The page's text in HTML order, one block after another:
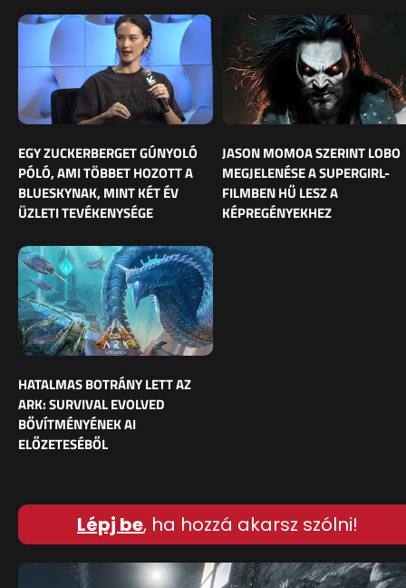
EGY ZUCKERBERGET GÚNYOLÓ
PÓLÓ, AMI TÖBBET HOZOTT A
BLUESKYNAK, MINT KÉT ÉV
ÜZLETI TEVÉKENYSÉGE
JASON MOMOA SZERINT LOBO
MEGJELENÉSE A SUPERGIRL-
FILMBEN HŰ LESZ A
KÉPREGÉNYEKHEZ
HATALMAS BOTRÁNY LETT AZ
ARK: SURVIVAL EVOLVED
BŐVÍTMÉNYÉNEK AI
ELŐZETESÉBŐL
Lépj be, ha hozzá akarsz szólni!